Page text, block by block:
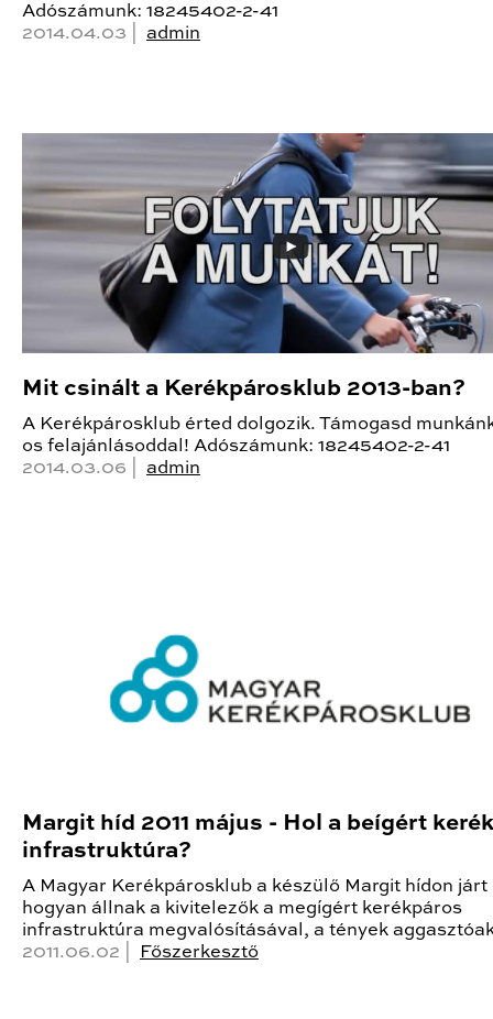
Adószámunk: 18245402-2-41
2014.04.03 | admin
Mit csinált a Kerékpárosklub 2013-ban?
A Kerékpárosklub érted dolgozik. Támogasd
os felajánlásoddal! Adószámunk: 18245402-2-41
2014.03.06 | admin
Margit híd 2011 május - Hol a beígért
infrastruktúra?
A Magyar Kerékpárosklub a készülő Margit hídon járt
hogyan állnak a kivitelezők a megígért kerékpáros
infrastruktúra megvalósításával, a tények
2011.06.02 |
Főszerkesztő